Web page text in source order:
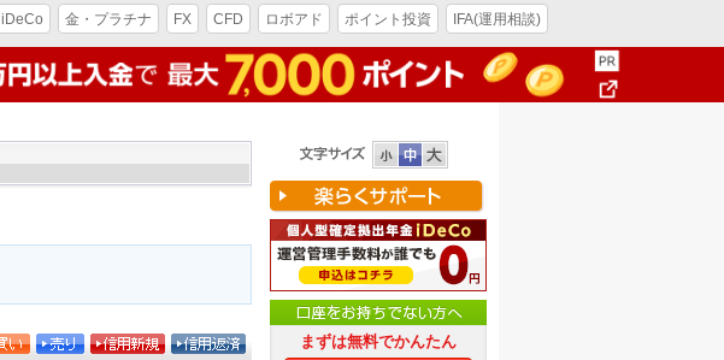
iDeCo 金・プラチナ FX CFD ロボアド ポイント投資 IFA(運用相談)
まずは無料でかんたん